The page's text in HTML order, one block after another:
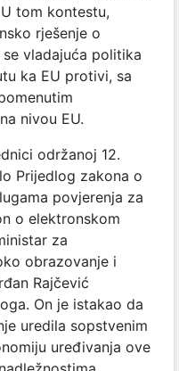
tom kontestu,
rješenje o
vladajuća politika
ka EU protivi, sa
nivou EU.
održanoj 12.
Prijedlog zakona o
povjerenja za
o elektronskom
za
obrazovanje i
Rajčević
On je istakao da
uredila sopstvenim
uređivanja ove